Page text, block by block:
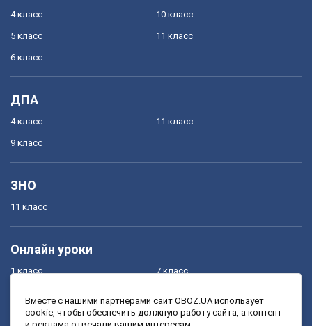
4 класс
5 класс
6 класс
10 класс
11 класс
ДПА
4 класс
9 класс
11 класс
ЗНО
11 класс
Онлайн уроки
1 класс
3 класс
7 класс
9 класс
Вместе с нашими партнерами сайт OBOZ.UA использует
cookie, чтобы обеспечить должную работу сайта, а контент